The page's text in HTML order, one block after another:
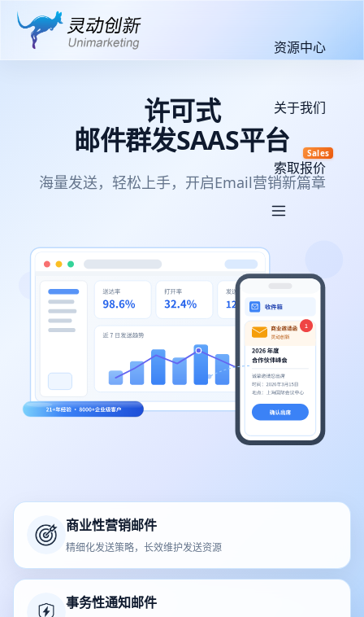
资源中心
关于我们
索取报价
Sales
许可式
邮件群发SAAS平台
海量发送，轻松上手，开启Email营销新篇章
商业性营销邮件
精细化发送策略，长效维护发送资源
事务性通知邮件